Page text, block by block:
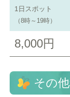
1日スポット
（8時～19時）
8,000円
その